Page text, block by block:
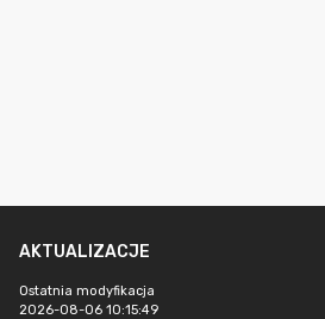
AKTUALIZACJE
Ostatnia modyfikacja
2026-08-06 10:15:49